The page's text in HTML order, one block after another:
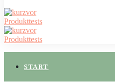
START